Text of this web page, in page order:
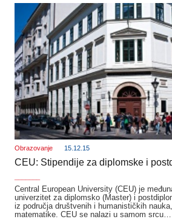
Obrazovanje 15.12.15
CEU: Stipendije za diplomske i
Central European University (CEU) je
univerzitet za diplomsko (Master) i
iz područja društvenih i humanističkih
matematike. CEU se nalazi u samom srcu…